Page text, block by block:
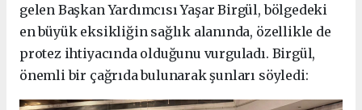
gelen Başkan Yardımcısı Yaşar Birgül, bölgedeki
en büyük eksikliğin sağlık alanında, özellikle de
protez ihtiyacında olduğunu vurguladı. Birgül,
önemli bir çağrıda bulunarak şunları söyledi: